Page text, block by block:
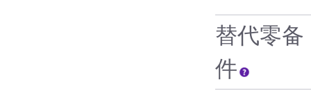
替代零备
件